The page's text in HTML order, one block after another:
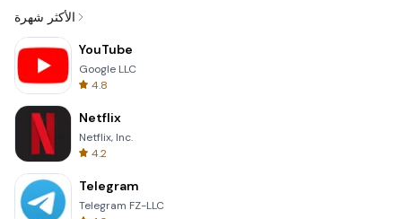
الأكثر شهرة
YouTube
Google LLC
4.8
Netflix
Netflix, Inc.
4.2
Telegram
Telegram FZ-LLC